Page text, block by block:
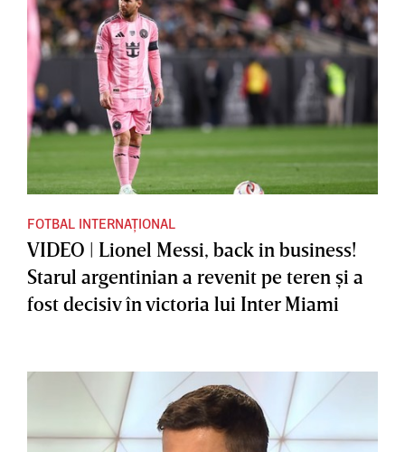
FOTBAL INTERNAȚIONAL
VIDEO | Lionel Messi, back in business!
Starul argentinian a revenit pe teren şi a
fost decisiv în victoria lui Inter Miami